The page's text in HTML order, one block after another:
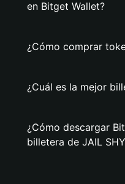
en Bitget Wallet?
¿Cómo comprar
¿Cuál es la mejor
¿Cómo descargar
billetera de JAIL